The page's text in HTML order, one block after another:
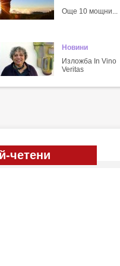
Още 10 мощни...
Новини
Изложба In Vino
Veritas
четени